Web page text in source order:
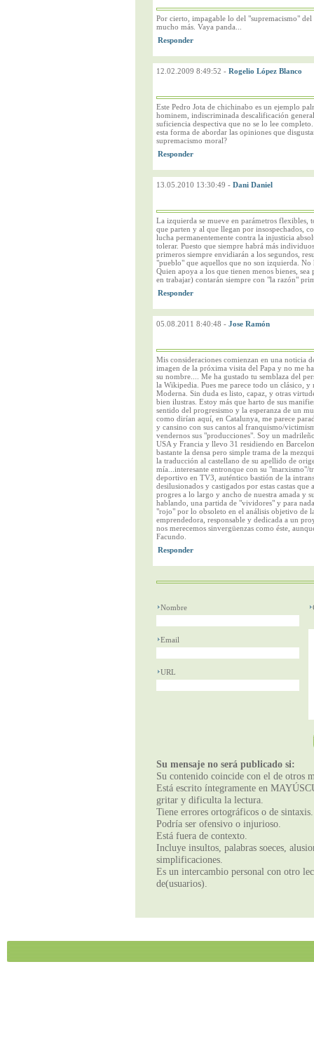
Por cierto, impagable lo del "supremacismo"
mucho más. Vaya panda...
12.02.2009 8:49:52 - Rogelio López Blanco
Este Pedro Jota de chichinabo es un ejemplo
hominem, indiscriminada descalificación
suficiencia despectiva que no se lo lee
esta forma de abordar las opiniones que
supremacismo moral?
13.05.2010 13:30:49 - Dani Daniel
La izquierda se mueve en parámetros
que parten y al que llegan por insospechados,
lucha permanentemente contra la injusticia
tolerar. Puesto que siempre habrá más
primeros siempre envidiarán a los segundos,
"pueblo" que aquellos que no son izquierda.
Quien apoya a los que tienen menos bienes,
en trabajar) contarán siempre con "la razón"
05.08.2011 8:40:48 - Jose Ramón
Mis consideraciones comienzan en una noticia
imagen de la próxima visita del Papa y no me
su nombre.... Me ha gustado tu semblaza del
la Wikipedia. Pues me parece todo un clásico,
Moderna. Sin duda es listo, capaz, y otras
bien ilustras. Estoy más que harto de sus
sentido del progresismo y la esperanza de un
como dirían aquí, en Catalunya, me parece
y cansino con sus cantos al franquismo/
vendernos sus "producciones". Soy un
USA y Francia y llevo 31 residiendo en
bastante la densa pero simple trama de la
la traducción al castellano de su apellido de
mía...interesante entronque con su
deportivo en TV3, auténtico bastión de la
desilusionados y castigados por estas castas
progres a lo largo y ancho de nuestra amada y
hablando, una partida de "vividores" y para
"rojo" por lo obsoleto en el análisis objetivo de
emprendedora, responsable y dedicada a un
nos merecemos sinvergüenzas como éste,
Facundo.
Nombre
Email
URL
Su mensaje no será publicado si:
Su contenido coincide con el de otros
Está escrito íntegramente en
gritar y dificulta la lectura.
Tiene errores ortográficos o de sintaxis.
Podría ser ofensivo o injurioso.
Está fuera de contexto.
Incluye insultos, palabras soeces,
simplificaciones.
Es un intercambio personal con otro
de(usuarios).